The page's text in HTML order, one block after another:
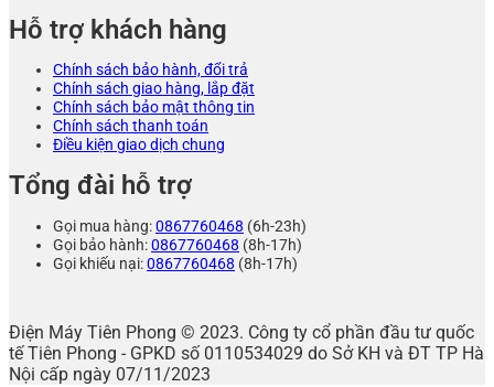
Hỗ trợ khách hàng
Chính sách bảo hành, đổi trả
Chính sách giao hàng, lắp đặt
Chính sách bảo mật thông tin
Chính sách thanh toán
Điều kiện giao dịch chung
Tổng đài hỗ trợ
Gọi mua hàng:0867760468 (6h-23h)
Gọi bảo hành:0867760468 (8h-17h)
Gọi khiếu nại:0867760468 (8h-17h)
Điện Máy Tiên Phong © 2023. Công ty cổ phần đầu tư quốc
tế Tiên Phong - GPKD số 0110534029 do Sở KH và ĐT TP Hà
Nội cấp ngày 07/11/2023